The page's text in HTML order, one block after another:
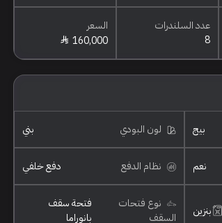
عدد السلندرات
8
السعر
160,000
بيج لون البودي بني
نعم نظام الدفع دفع خلفي
بنزين
نوع فتحات
السقف
فتحة سقف
بانوراما